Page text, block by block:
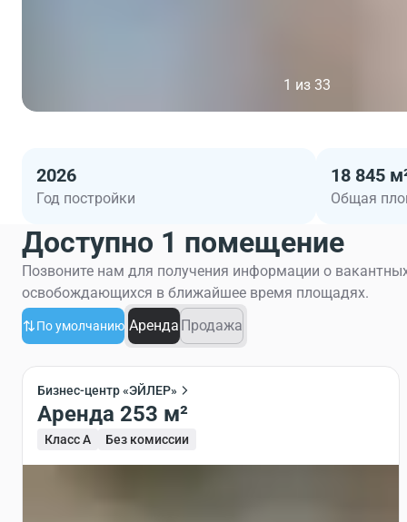
1 из 33
2026
Год постройки
18 845
Общая
Доступно 1 помещение
Позвоните нам для получения информации о
освобождающихся в ближайшее время площадях.
По умолчанию Аренда Продажа
Бизнес-центр «ЭЙЛЕР»
Аренда 253 м²
Класс A Без комиссии